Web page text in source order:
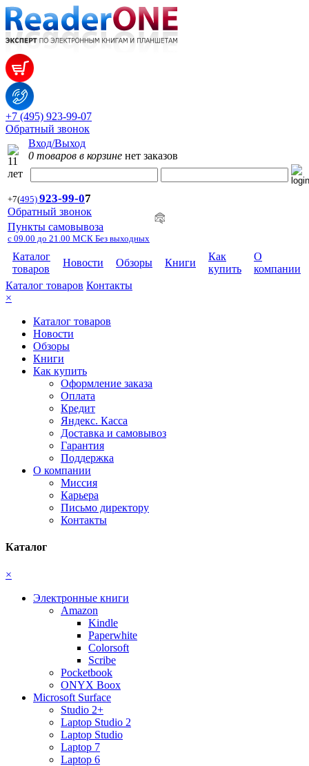
+7 (495) 923-99-07
Обратный звонок
Вход/Выход
0 товаров в корзине нет заказов
+7(495) 923-99-07
Обратный звонок
Пункты самовывоза
с 09.00 до 21.00 МСК Без выходных
Каталог
товаров
Новости Обзоры Книги
Как
купить
О
компании
Каталог товаров Контакты
×
Каталог товаров
Новости
Обзоры
Книги
Как купить
Оформление заказа
Оплата
Кредит
Яндекс. Касса
Доставка и самовывоз
Гарантия
Поддержка
О компании
Миссия
Карьера
Письмо директору
Контакты
Каталог
×
Электронные книги
Amazon
Kindle
Paperwhite
Colorsoft
Scribe
Pocketbook
ONYX Boox
Microsoft Surface
Studio 2+
Laptop Studio 2
Laptop Studio
Laptop 7
Laptop 6